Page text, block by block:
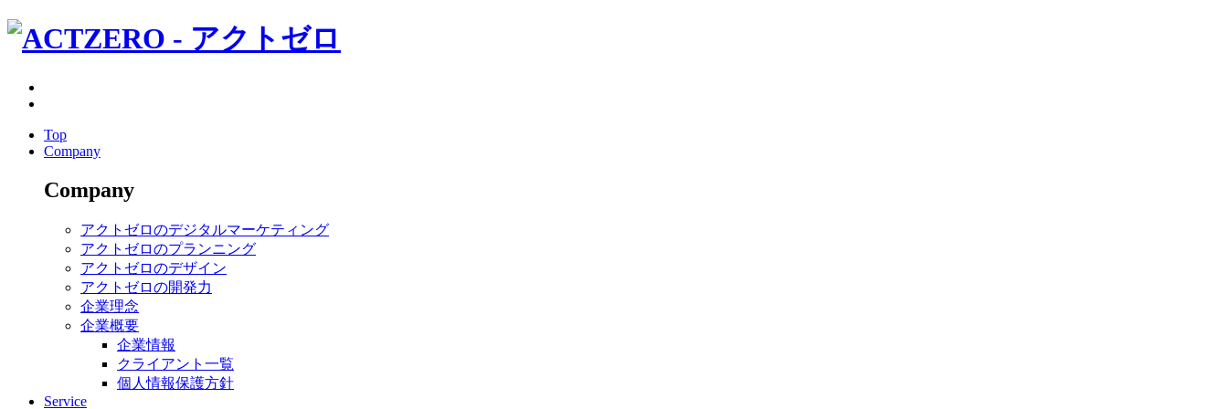
Top
Company
Company
アクトゼロのデジタルマーケティング
アクトゼロのプランニング
アクトゼロのデザイン
アクトゼロの開発力
企業理念
企業概要
企業情報
クライアント一覧
個人情報保護方針
Service